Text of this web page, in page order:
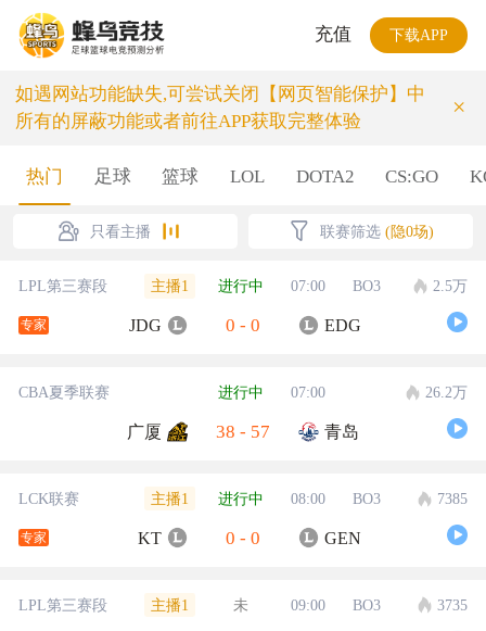
充值 下载APP
如遇网站功能缺失,可尝试关闭【网页智能保护】中
所有的屏蔽功能或者前往APP获取完整体验
×
热门 足球 篮球 LOL DOTA2 CS:GO
只看主播 联赛筛选 (隐0场)
LPL第三赛段 主播1 进行中 07:00 BO3 2.5万
专家 JDG 0 - 0 EDG
CBA夏季联赛 进行中 07:00 26.2万
广厦 38 - 57 青岛
LCK联赛 主播1 进行中 08:00 BO3 7385
专家 KT 0 - 0 GEN
LPL第三赛段 主播1 未 09:00 BO3 3735